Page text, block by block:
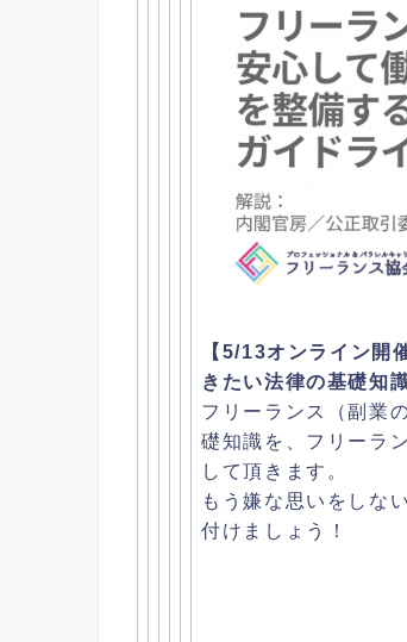
【5/13オンライン開
きたい法律の基礎知
フリーランス（副業
礎知識を、 フリーラ
して頂きます。
もう嫌な思いをしな
付けましょう！